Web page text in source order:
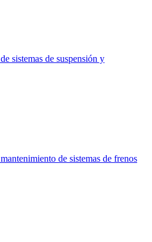
sistemas de suspensión y
de sistemas de frenos